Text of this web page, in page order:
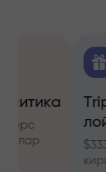
Triple
лойиҳаси
$333 дан
киритинг ва